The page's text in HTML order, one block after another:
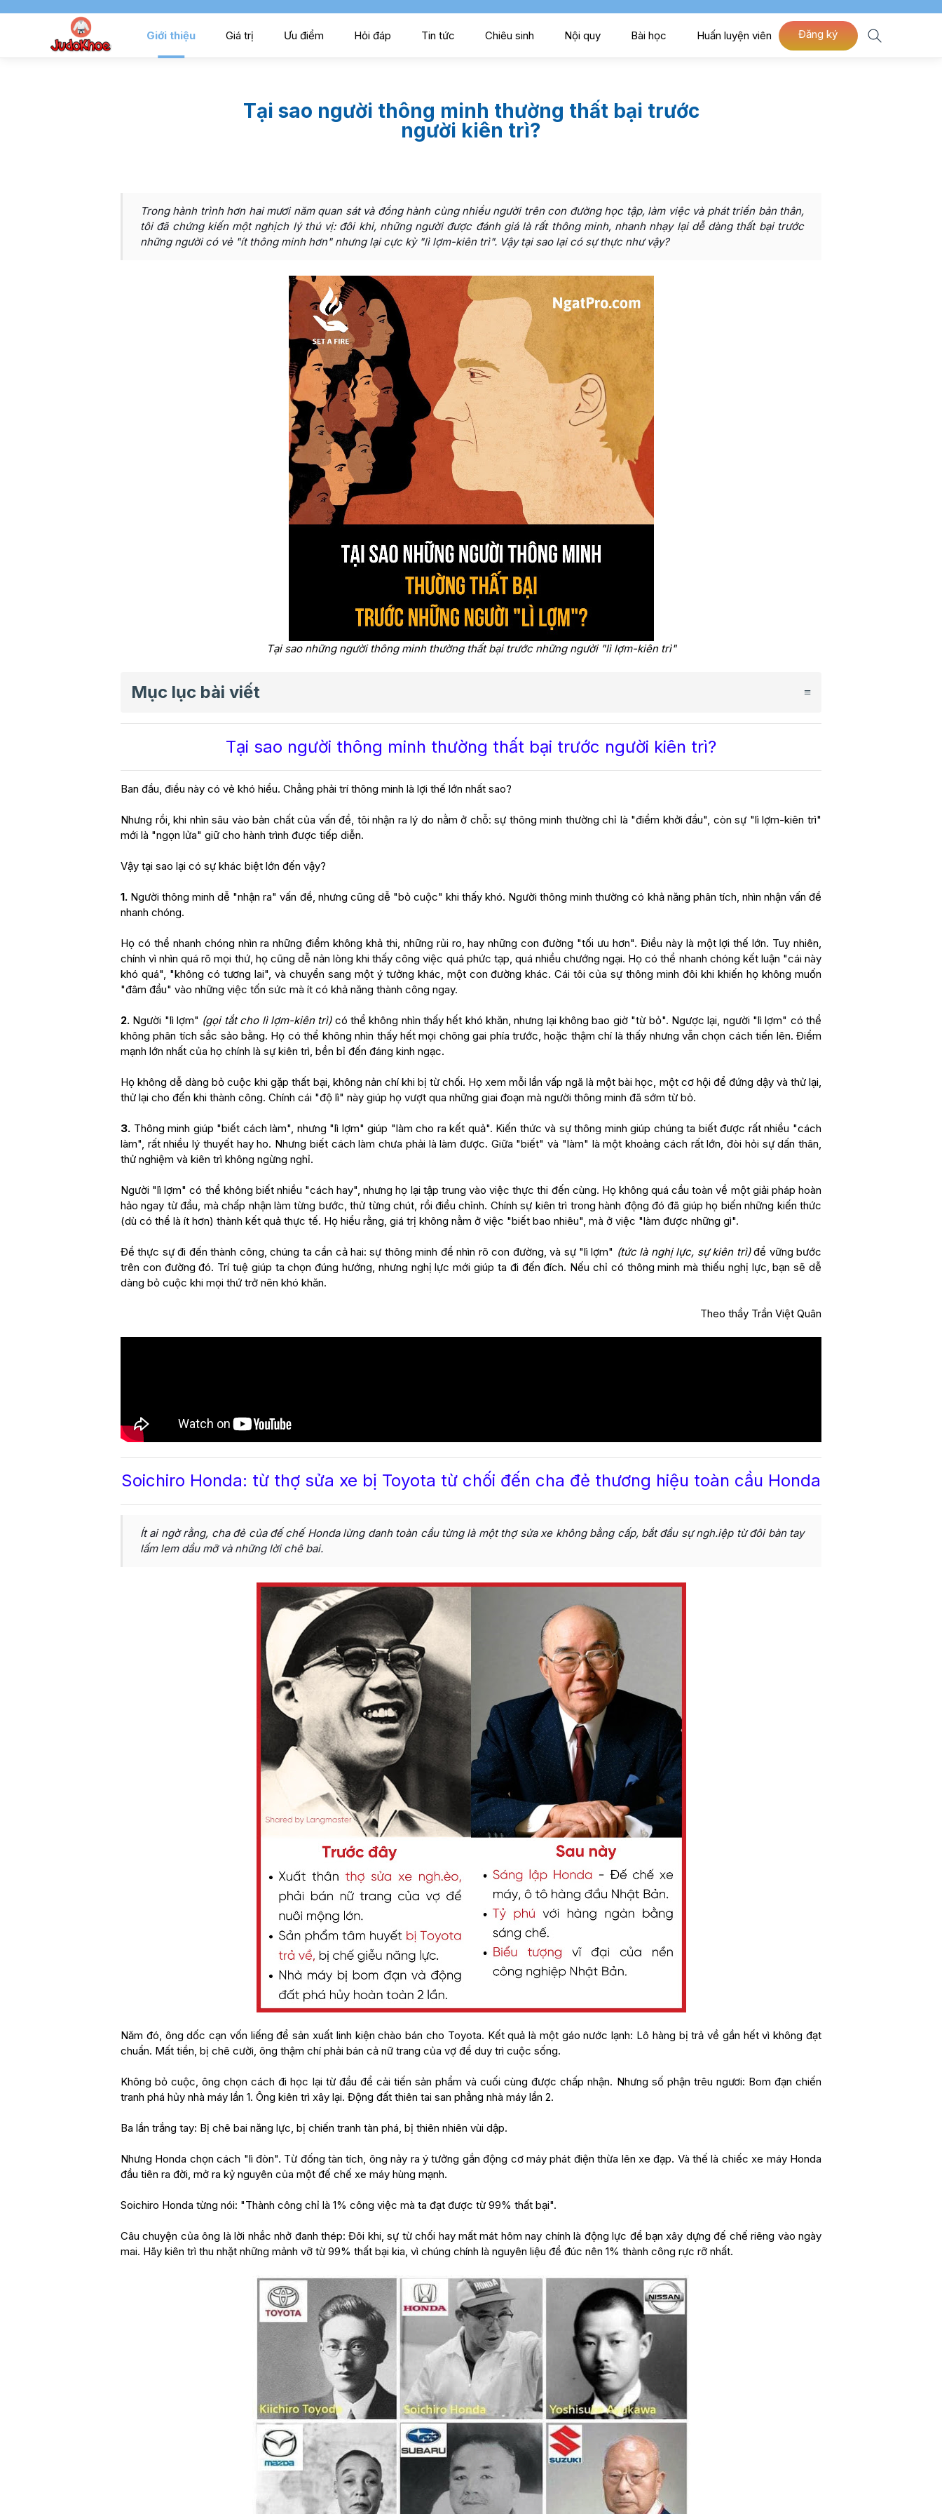
Giới thiệu Giá trị Ưu điểm Hỏi đáp Tin tức Chiêu sinh Nội quy Bài học Huấn luyện viên Đăng ký
Tại sao người thông minh thường thất bại trước
người kiên trì?
Trong hành trình hơn hai mươi năm quan sát và đồng hành cùng nhiều người trên con đường học tập, làm việc và phát triển bản thân,
tôi đã chứng kiến một nghịch lý thú vị: đôi khi, những người được đánh giá là rất thông minh, nhanh nhạy lại dễ dàng thất bại trước
những người có vẻ "ít thông minh hơn" nhưng lại cực kỳ "lì lợm-kiên trì". Vậy tại sao lại có sự thực như vậy?
Tại sao những người thông minh thường thất bại trước những người "lì lợm-kiên trì"
Mục lục bài viết
Tại sao người thông minh thường thất bại trước người kiên trì?
Ban đầu, điều này có vẻ khó hiểu. Chẳng phải trí thông minh là lợi thế lớn nhất sao?
Nhưng rồi, khi nhìn sâu vào bản chất của vấn đề, tôi nhận ra lý do nằm ở chỗ: sự thông minh thường chỉ là "điểm khởi đầu", còn sự "lì lợm-kiên trì"
mới là "ngọn lửa" giữ cho hành trình được tiếp diễn.
Vậy tại sao lại có sự khác biệt lớn đến vậy?
1. Người thông minh dễ "nhận ra" vấn đề, nhưng cũng dễ "bỏ cuộc" khi thấy khó. Người thông minh thường có khả năng phân tích, nhìn nhận vấn đề
nhanh chóng.
Họ có thể nhanh chóng nhìn ra những điểm không khả thi, những rủi ro, hay những con đường "tối ưu hơn". Điều này là một lợi thế lớn. Tuy nhiên,
chính vì nhìn quá rõ mọi thứ, họ cũng dễ nản lòng khi thấy công việc quá phức tạp, quá nhiều chướng ngại. Họ có thể nhanh chóng kết luận "cái này
khó quá", "không có tương lai", và chuyển sang một ý tưởng khác, một con đường khác. Cái tôi của sự thông minh đôi khi khiến họ không muốn
"đâm đầu" vào những việc tốn sức mà ít có khả năng thành công ngay.
2. Người "lì lợm" (gọi tắt cho lì lợm-kiên trì)có thể không nhìn thấy hết khó khăn, nhưng lại không bao giờ "từ bỏ". Ngược lại, người "lì lợm" có thể
không phân tích sắc sảo bằng. Họ có thể không nhìn thấy hết mọi chông gai phía trước, hoặc thậm chí là thấy nhưng vẫn chọn cách tiến lên. Điểm
mạnh lớn nhất của họ chính là sự kiên trì, bền bỉ đến đáng kinh ngạc.
Họ không dễ dàng bỏ cuộc khi gặp thất bại, không nản chí khi bị từ chối. Họ xem mỗi lần vấp ngã là một bài học, một cơ hội để đứng dậy và thử lại,
thử lại cho đến khi thành công. Chính cái "độ lì" này giúp họ vượt qua những giai đoạn mà người thông minh đã sớm từ bỏ.
3. Thông minh giúp "biết cách làm", nhưng "lì lợm" giúp "làm cho ra kết quả". Kiến thức và sự thông minh giúp chúng ta biết được rất nhiều "cách
làm", rất nhiều lý thuyết hay ho. Nhưng biết cách làm chưa phải là làm được. Giữa "biết" và "làm" là một khoảng cách rất lớn, đòi hỏi sự dấn thân,
thử nghiệm và kiên trì không ngừng nghỉ.
Người "lì lợm" có thể không biết nhiều "cách hay", nhưng họ lại tập trung vào việc thực thi đến cùng. Họ không quá cầu toàn về một giải pháp hoàn
hảo ngay từ đầu, mà chấp nhận làm từng bước, thử từng chút, rồi điều chỉnh. Chính sự kiên trì trong hành động đó đã giúp họ biến những kiến thức
(dù có thể là ít hơn) thành kết quả thực tế. Họ hiểu rằng, giá trị không nằm ở việc "biết bao nhiêu", mà ở việc "làm được những gì".
Để thực sự đi đến thành công, chúng ta cần cả hai: sự thông minh để nhìn rõ con đường, và sự "lì lợm" (tức là nghị lực, sự kiên trì)để vững bước
trên con đường đó. Trí tuệ giúp ta chọn đúng hướng, nhưng nghị lực mới giúp ta đi đến đích. Nếu chỉ có thông minh mà thiếu nghị lực, bạn sẽ dễ
dàng bỏ cuộc khi mọi thứ trở nên khó khăn.
Theo thầy Trần Việt Quân
Soichiro Honda: từ thợ sửa xe bị Toyota từ chối đến cha đẻ thương hiệu toàn cầu Honda
Ít ai ngờ rằng, cha đẻ của đế chế Honda lừng danh toàn cầu từng là một thợ sửa xe không bằng cấp, bắt đầu sự ngh.iệp từ đôi bàn tay
lấm lem dầu mỡ và những lời chê bai.
Năm đó, ông dốc cạn vốn liếng để sản xuất linh kiện chào bán cho Toyota. Kết quả là một gáo nước lạnh: Lô hàng bị trả về gần hết vì không đạt
chuẩn. Mất tiền, bị chê cười, ông thậm chí phải bán cả nữ trang của vợ để duy trì cuộc sống.
Không bỏ cuộc, ông chọn cách đi học lại từ đầu để cải tiến sản phẩm và cuối cùng được chấp nhận. Nhưng số phận trêu ngươi: Bom đạn chiến
tranh phá hủy nhà máy lần 1. Ông kiên trì xây lại. Động đất thiên tai san phẳng nhà máy lần 2.
Ba lần trắng tay: Bị chê bai năng lực, bị chiến tranh tàn phá, bị thiên nhiên vùi dập.
Nhưng Honda chọn cách "lì đòn". Từ đống tàn tích, ông nảy ra ý tưởng gắn động cơ máy phát điện thừa lên xe đạp. Và thế là chiếc xe máy Honda
đầu tiên ra đời, mở ra kỷ nguyên của một đế chế xe máy hùng mạnh.
Soichiro Honda từng nói: "Thành công chỉ là 1% công việc mà ta đạt được từ 99% thất bại".
Câu chuyện của ông là lời nhắc nhở đanh thép: Đôi khi, sự từ chối hay mất mát hôm nay chính là động lực để bạn xây dựng đế chế riêng vào ngày
mai. Hãy kiên trì thu nhặt những mảnh vỡ từ 99% thất bại kia, vì chúng chính là nguyên liệu để đúc nên 1% thành công rực rỡ nhất.